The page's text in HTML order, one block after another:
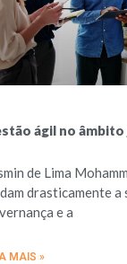
ágil no
de Lima
drasticamente
e a
MAIS »